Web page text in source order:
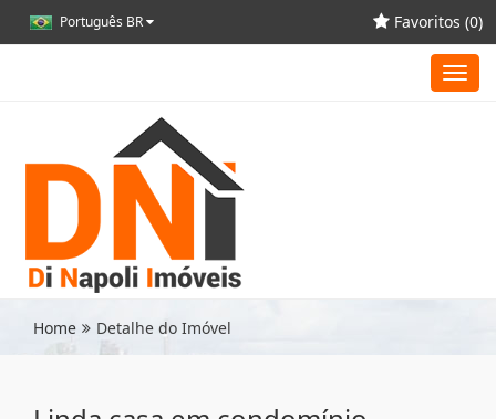
Português BR Favoritos (0)
Home Detalhe do Imóvel